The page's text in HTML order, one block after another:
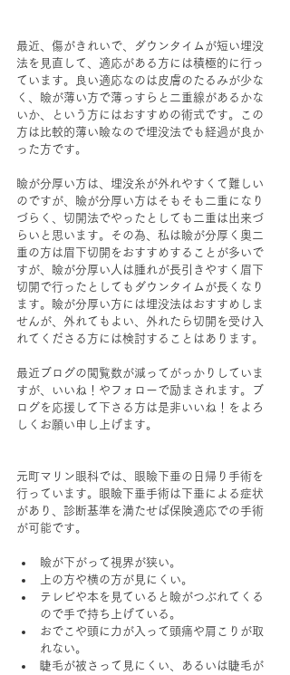
最近、傷がきれいで、ダウンタイムが短い埋没
法を見直して、適応がある方には積極的に行っ
ています。良い適応なのは皮膚のたるみが少な
く、瞼が薄い方で薄っすらと二重線があるかな
いか、という方にはおすすめの術式です。この
方は比較的薄い瞼なので埋没法でも経過が良か
った方です。
瞼が分厚い方は、埋没糸が外れやすくて難しい
のですが、瞼が分厚い方はそもそも二重になり
づらく、切開法でやったとしても二重は出来づ
らいと思います。その為、私は瞼が分厚く奥二
重の方は眉下切開をおすすめすることが多いで
すが、瞼が分厚い人は腫れが長引きやすく眉下
切開で行ったとしてもダウンタイムが長くなり
ます。瞼が分厚い方には埋没法はおすすめしま
せんが、外れてもよい、外れたら切開を受け入
れてくださる方には検討することはあります。
最近ブログの閲覧数が減ってがっかりしていま
すが、いいね！やフォローで励まされます。ブ
ログを応援して下さる方は是非いいね！をよろ
しくお願い申し上げます。
元町マリン眼科では、眼瞼下垂の日帰り手術を
行っています。眼瞼下垂手術は下垂による症状
があり、診断基準を満たせば保険適応での手術
が可能です。
瞼が下がって視界が狭い。
上の方や横の方が見にくい。
テレビや本を見ていると瞼がつぶれてくる
ので手で持ち上げている。
おでこや頭に力が入って頭痛や肩こりが取
れない。
睫毛が被さって見にくい、あるいは睫毛が